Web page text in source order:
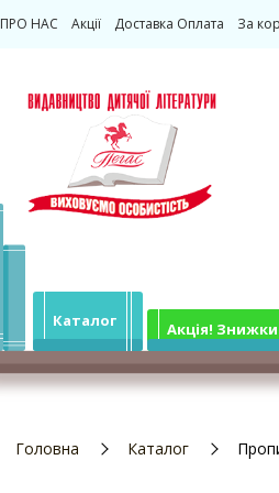
ПРО НАС Акції Доставка Оплата За
Каталог Акція!
Головна Каталог